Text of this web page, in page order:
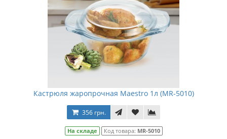
Кастрюля жаропрочная Maestro 1л (MR-5010)
356 грн.
На складе Код товара: MR-5010